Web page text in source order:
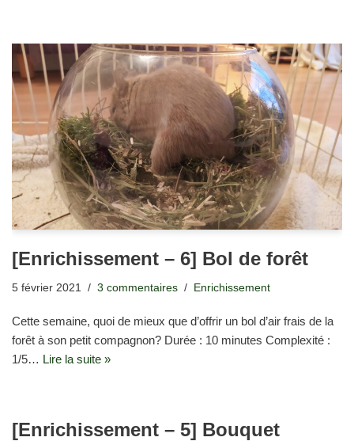
[Enrichissement – 6] Bol de forêt
5 février 2021 3 commentaires Enrichissement
Cette semaine, quoi de mieux que d’offrir un bol d’air frais de la
forêt à son petit compagnon? Durée : 10 minutes Complexité :
1/5… Lire la suite »
[Enrichissement – 5] Bouquet